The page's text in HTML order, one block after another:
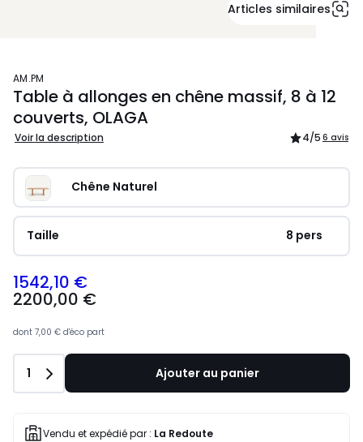
Articles similaires
AM.PM
Table à allonges en chêne massif, 8 à 12
couverts, OLAGA
Voir la description 4/5 6 avis
Chêne Naturel
Taille 8 pers
1542,10 €
2200,00 €
dont 7,00 € d'éco part
Quantité
1 Ajouter au panier
Vendu et expédié par : La Redoute